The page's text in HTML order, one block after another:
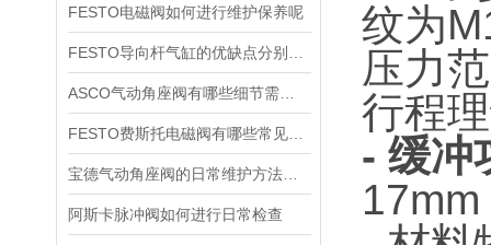
FESTO电磁阀如何进行维护保养呢
阿斯卡脉冲阀如何进行日常检查
纹为
压力
行程
- 缓冲